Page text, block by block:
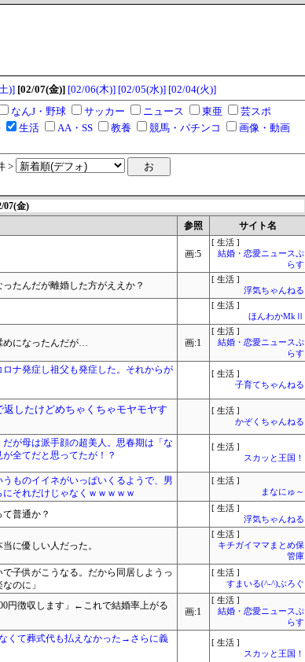
)] [02/07(金)] [02/06(木)] [02/05(水)] [02/04(火)]
なんJ・野球 サッカー ニュース 東亜
芸スポ
生活 AA・SS 教養 競馬・パチンコ
画像・動画
>
07(金)
参照 サイト名
画:5
[ 生活 ]
結婚・恋愛ニュースぷ
らす
たんだが離婚した方がええか？
[ 生活 ]
浮気ちゃんねる
[ 生活 ]
ほんわかMkⅡ
めになったんだが… 画:1
[ 生活 ]
結婚・恋愛ニュースぷ
らす
ナ発症し祖父も発症した。それからが
[ 生活 ]
子育てちゃんねる
したけどめちゃくちゃモヤモヤす
[ 生活 ]
かぞくちゃんねる
が母は派手顔の超美人。思春期は「な
全てだと思ってたが！？
[ 生活 ]
スカッと王国！
ものイイネがいっぱいくるようで、男
それだけじゃなくｗｗｗｗｗ
[ 生活 ]
まなにゅ～
普通か？
[ 生活 ]
浮気ちゃんねる
に優しい人だった。
[ 生活 ]
キチガイママまとめ保
管庫
子供がこうなる。だから同居しようっ
のに」
[ 生活 ]
すまいる(^-^)ぶろぐ
円徴収します」←これで結婚率上がる
画:1
[ 生活 ]
結婚・恋愛ニュースぷ
らす
くて葬式代も払えなかった→さらに義
[ 生活 ]
スカッと王国！